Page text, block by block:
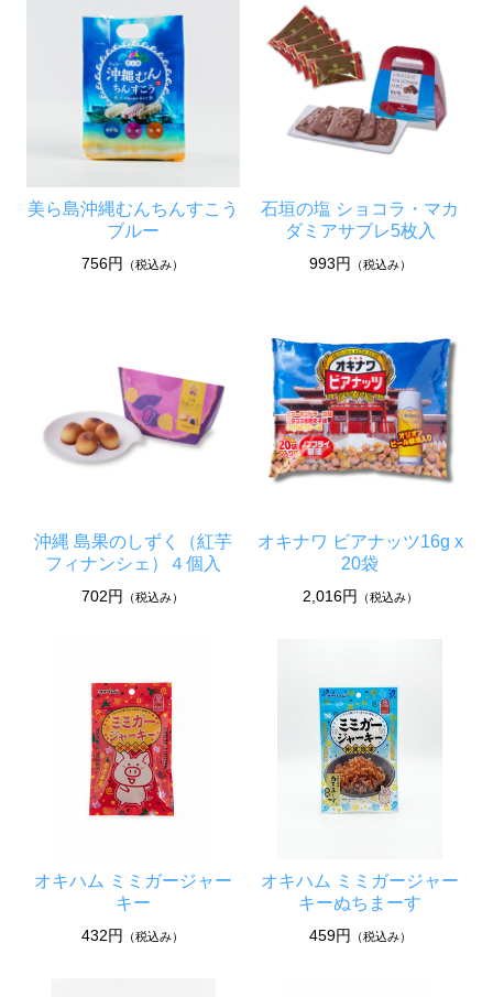
美ら島沖縄むんちんすこう
ブルー
756円 （税込み）
石垣の塩 ショコラ・マカ
ダミアサブレ5枚入
993円 （税込み）
沖縄 島果のしずく（紅芋
フィナンシェ）４個入
702円 （税込み）
オキナワ ビアナッツ16g x
20袋
2,016円 （税込み）
オキハム ミミガージャー
キー
432円 （税込み）
オキハム ミミガージャー
キーぬちまーす
459円 （税込み）